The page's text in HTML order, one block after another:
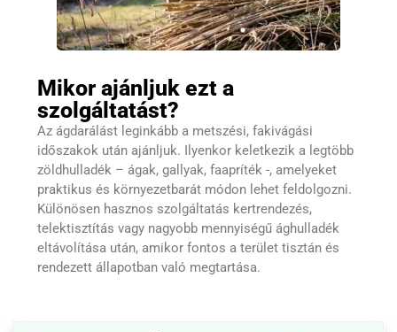
Mikor ajánljuk ezt a
szolgáltatást?
Az ágdarálást leginkább a metszési, fakivágási
időszakok után ajánljuk. Ilyenkor keletkezik a legtöbb
zöldhulladék – ágak, gallyak, faapríték -, amelyeket
praktikus és környezetbarát módon lehet feldolgozni.
Különösen hasznos szolgáltatás kertrendezés,
telektisztítás vagy nagyobb mennyiségű ághulladék
eltávolítása után, amikor fontos a terület tisztán és
rendezett állapotban való megtartása.